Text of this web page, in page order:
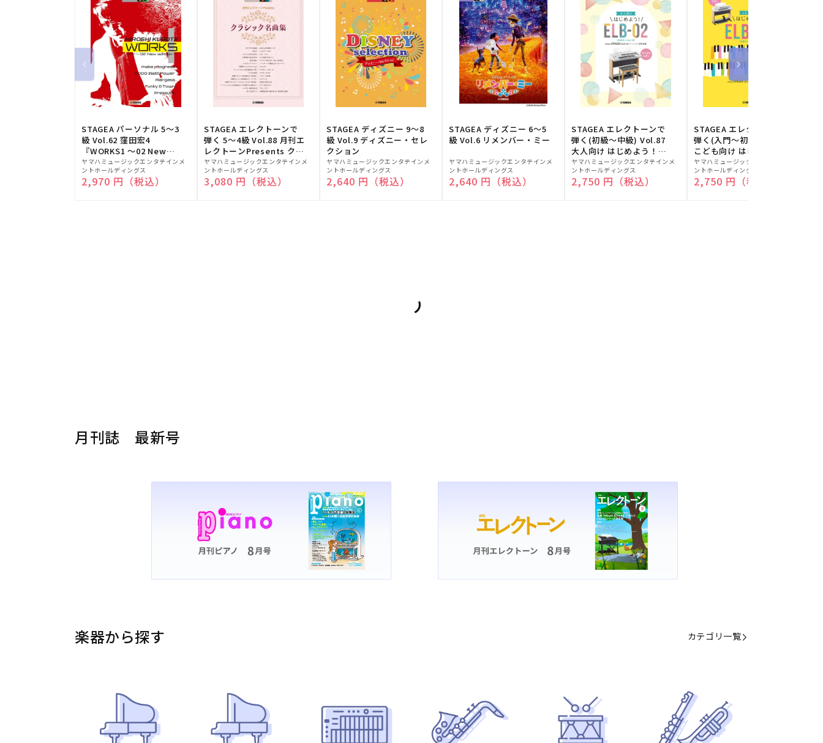
STAGEA パーソナル 5～3
級 Vol.62 窪田宏4
『WORKS1 ～02 New
edition～』
販
売
元:
ヤマハミュージックエンタテインメ
ントホールディングス
通常価格
2,970 円（税込）
STAGEA エレクトーンで
弾く 5～4級 Vol.88 月刊エ
レクトーンPresents クラ
シック名曲集
販
売
元:
ヤマハミュージックエンタテインメ
ントホールディングス
通常価格
3,080 円（税込）
STAGEA ディズニー 9～8
級 Vol.9 ディズニー・セレ
クション
販
売
元:
ヤマハミュージックエンタテインメ
ントホールディングス
通常価格
2,640 円（税込）
STAGEA ディズニー 6～5
級 Vol.6 リメンバー・ミー
販
売
元:
ヤマハミュージックエンタテインメ
ントホールディングス
通常価格
2,640 円（税込）
STAGEA エレクトーンで
弾く(初級～中級) Vol.87
大人向け はじめよう！
ELB-02(楽器のトリセツ
付)
販
売
元:
ヤマハミュージックエンタテインメ
ントホールディングス
通常価格
2,750 円（税込）
STAGEA エレクトーンで
弾く(入門～初級) Vol.86
こども向け はじめよう！
ELB-02(楽器のトリセツ
付)
販
売
元:
ヤマハミュージックエンタテインメ
ントホールディングス
通常価格
2,750 円（税込）
月刊誌 最新号
楽器から探す カテゴリ一覧